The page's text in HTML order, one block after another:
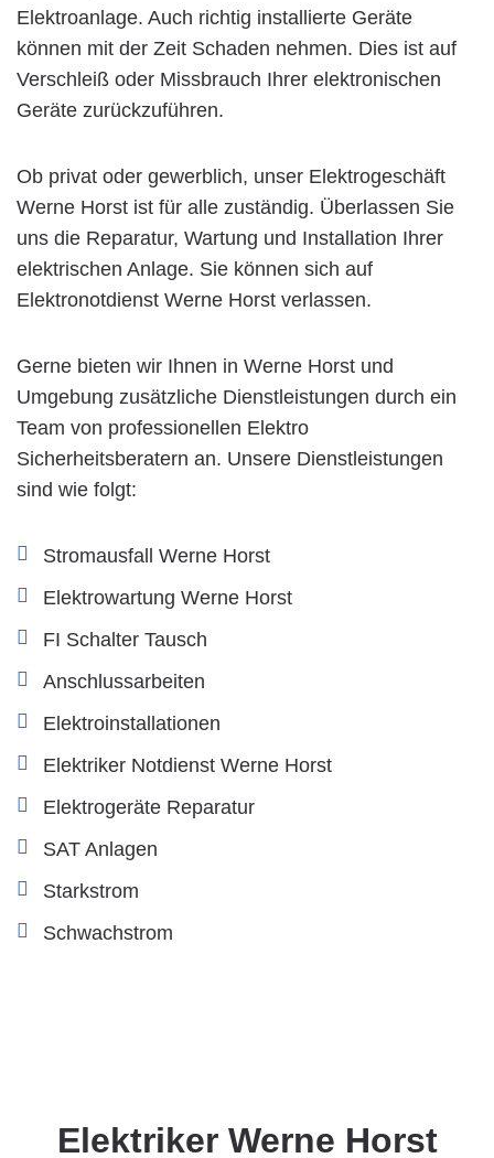
Elektroanlage. Auch richtig installierte Geräte
können mit der Zeit Schaden nehmen. Dies ist auf
Verschleiß oder Missbrauch Ihrer elektronischen
Geräte zurückzuführen.
Ob privat oder gewerblich, unser Elektrogeschäft
Werne Horst ist für alle zuständig. Überlassen Sie
uns die Reparatur, Wartung und Installation Ihrer
elektrischen Anlage. Sie können sich auf
Elektronotdienst Werne Horst verlassen.
Gerne bieten wir Ihnen in Werne Horst und
Umgebung zusätzliche Dienstleistungen durch ein
Team von professionellen Elektro
Sicherheitsberatern an. Unsere Dienstleistungen
sind wie folgt:
Stromausfall Werne Horst
Elektrowartung Werne Horst
FI Schalter Tausch
Anschlussarbeiten
Elektroinstallationen
Elektriker Notdienst Werne Horst
Elektrogeräte Reparatur
SAT Anlagen
Starkstrom
Schwachstrom
Elektriker Werne Horst